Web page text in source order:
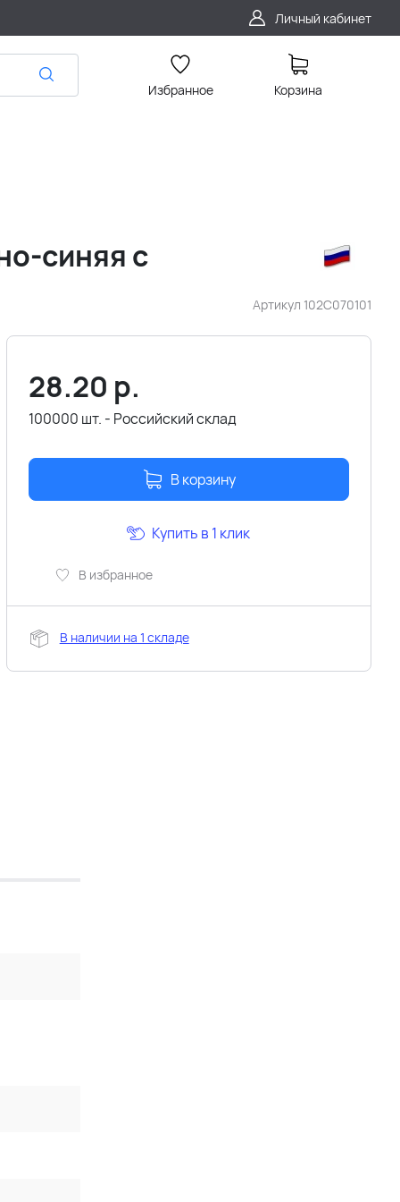
Личный кабинет
Избранное Корзина
Артикул 102С070101
синяя с
28.20 р.
100000 шт. - Российский склад
В корзину
В избранное
Купить в 1 клик
В наличии на 1 складе